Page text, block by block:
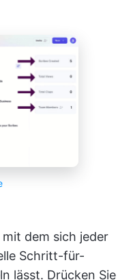
dem sich jeder
Schritt-für-
lässt. Drücken Sie